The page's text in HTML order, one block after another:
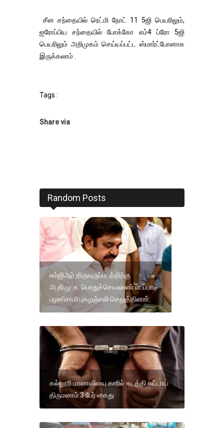
சீன சந்தையில் ரெட்மி நோட் 11 5ஜி பெயரிலும்,
ஐரோப்பிய சந்தையில் போக்கோ எம்4 ப்ரோ 5ஜி
பெயரிலும் அறிமுகம் செய்யப்பட்ட ஸ்மார்ட்போனாக
இருக்கலாம் .
Tags :
Share via
Random Posts
எம்ஜிஆர் திருவுருப்படத்திற்கு
அ.தி.மு.க. பொதுச்செயலாளா் எடப்பாடி
பழனிசாமி புகழஞ்சலி செலுத்தினாா்.
கல்லூரி மாணவியை காரில் கடத்தி கட்டாய
திருமணம் 3 பேர் கைது